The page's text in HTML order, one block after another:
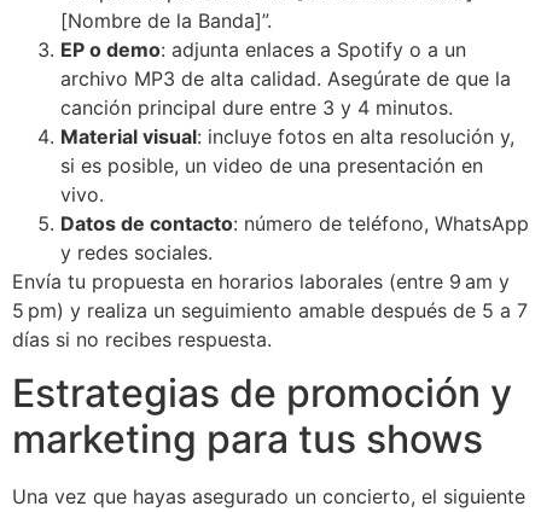
[Nombre de la Banda]”.
EP o demo: adjunta enlaces a Spotify o a un
archivo MP3 de alta calidad. Asegúrate de que la
canción principal dure entre 3 y 4 minutos.
Material visual: incluye fotos en alta resolución y,
si es posible, un video de una presentación en
vivo.
Datos de contacto: número de teléfono, WhatsApp
y redes sociales.
Envía tu propuesta en horarios laborales (entre 9 am y
5 pm) y realiza un seguimiento amable después de 5 a 7
días si no recibes respuesta.
Estrategias de promoción y
marketing para tus shows
Una vez que hayas asegurado un concierto, el siguiente